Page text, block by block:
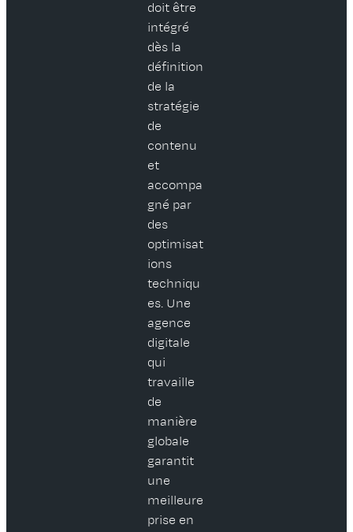
doit être
intégré
dès la
définition
de la
stratégie
de
contenu
et
accompa
gné par
des
optimisat
ions
techniqu
es. Une
agence
digitale
qui
travaille
de
manière
globale
garantit
une
meilleure
prise en